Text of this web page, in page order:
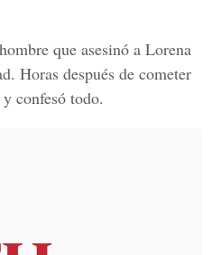
que asesinó a Lorena
Horas después de cometer
confesó todo.